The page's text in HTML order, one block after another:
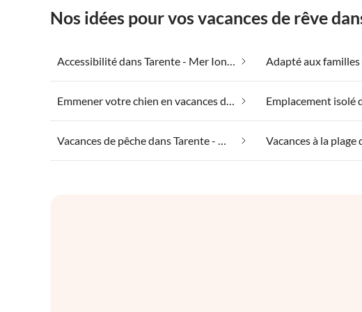
Nos idées pour vos vacances de rêve